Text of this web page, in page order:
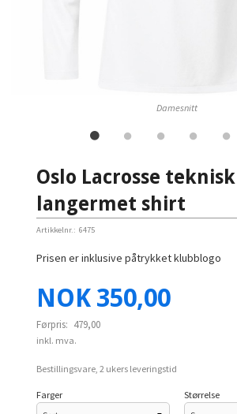
Damesnitt
Oslo Lacrosse teknisk
langermet shirt
Artikkelnr.: 6475
Prisen er inklusive påtrykket klubblogo
Tilbud
NOK 350,00
Førpris: 479,00
inkl. mva.
Bestillingsvare, 2 ukers leveringstid
Farger Størrelse